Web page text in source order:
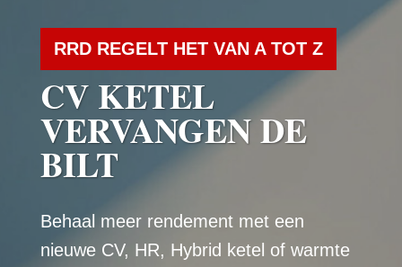
RRD REGELT HET VAN A TOT Z
CV KETEL
VERVANGEN DE
BILT
Behaal meer rendement met een
nieuwe CV, HR, Hybrid ketel of warmte